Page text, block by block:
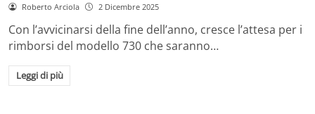
Roberto Arciola 2 Dicembre 2025
Con l’avvicinarsi della fine dell’anno, cresce l’attesa per i
rimborsi del modello 730 che saranno…
Leggi di più